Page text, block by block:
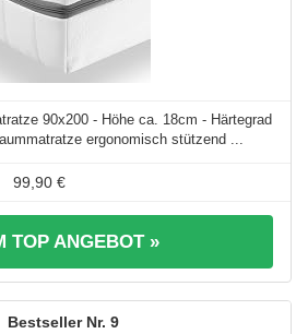
90x200 - Höhe ca. 18cm - Härtegrad
ergonomisch stützend ...
99,90 €
TOP ANGEBOT »
9